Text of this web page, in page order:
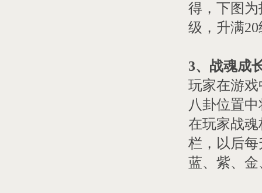
得，下图
级，升满
3、战魂成
玩家在游
八卦位置
在玩家战
栏，以后
蓝、紫、